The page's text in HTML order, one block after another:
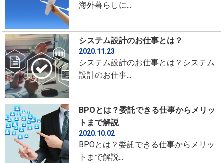
海外暮らしに...
システム設計のお仕事とは？
2020.11.23
システム設計のお仕事とは？システム
設計のお仕事...
BPOとは？委託できる仕事からメリッ
トまで解説
2020.10.02
BPOとは？委託できる仕事からメリッ
トまで解説...